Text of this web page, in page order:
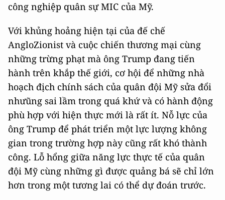
công nghiệp quân sự MIC của Mỹ.
Với khủng hoảng hiện tại của đế chế
AngloZionist và cuộc chiến thương mại cùng
những trừng phạt mà ông Trump đang tiến
hành trên khắp thế giới, cơ hội để những nhà
hoạch địch chính sách của quân đội Mỹ sửa đổi
nhưũng sai lầm trong quá khứ và có hành động
phù hợp với hiện thực mới là rất ít. Nỗ lực của
ông Trump để phát triển một lực lượng không
gian trong trường hợp này cũng rất khó thành
công. Lỗ hổng giữa năng lực thực tế của quân
đội Mỹ cùng những gì được quảng bá sẽ chỉ lớn
hơn trong một tương lai có thể dự đoán trước.